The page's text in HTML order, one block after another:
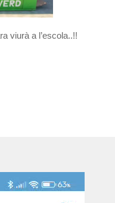
viurà a l’escola..!!